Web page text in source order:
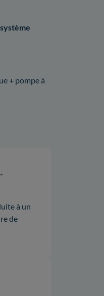
système
+ pompe à
à un
de